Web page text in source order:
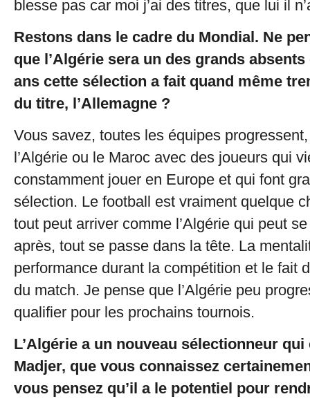
blesse pas car moi j’ai des titres, que lui il
Restons dans le cadre du Mondial. Ne
que l’Algérie sera un des grands
ans cette sélection a fait quand même
du titre, l’Allemagne ?
Vous savez, toutes les équipes
l’Algérie ou le Maroc avec des joueurs qui
constamment jouer en Europe et qui font
sélection. Le football est vraiment quelque
tout peut arriver comme l’Algérie qui peut
après, tout se passe dans la tête. La
performance durant la compétition et le fait
du match. Je pense que l’Algérie peu
qualifier pour les prochains tournois.
L’Algérie a un nouveau sélectionneur qui
Madjer, que vous connaissez
vous pensez qu’il a le potentiel pour